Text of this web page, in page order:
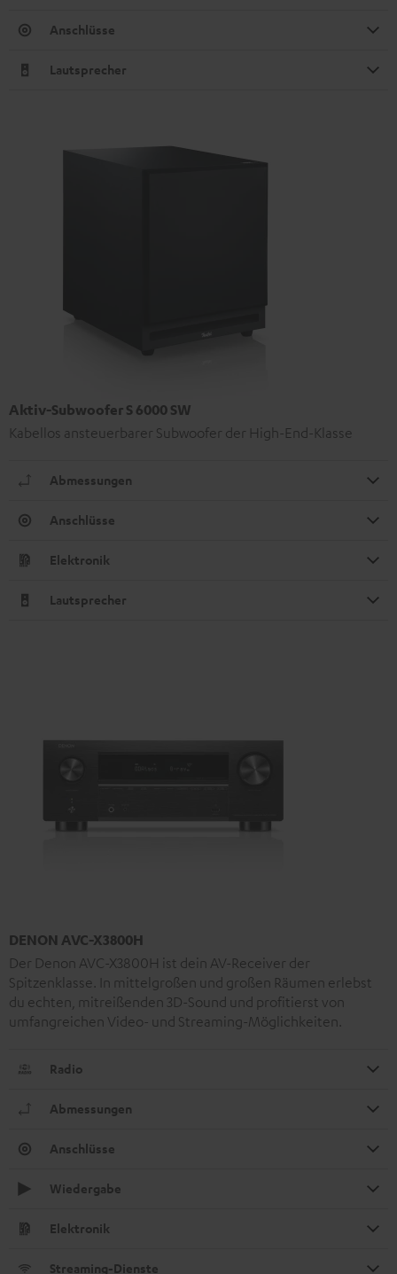
Anschlüsse
Lautsprecher
Aktiv-Subwoofer S 6000 SW
Kabellos ansteuerbarer Subwoofer der High-End-Klasse
Abmessungen
Anschlüsse
Elektronik
Lautsprecher
DENON AVC-X3800H
Der Denon AVC-X3800H ist dein AV-Receiver der
Spitzenklasse. In mittelgroßen und großen Räumen erlebst
du echten, mitreißenden 3D-Sound und profitierst von
umfangreichen Video- und Streaming-Möglichkeiten.
Radio
Abmessungen
Anschlüsse
Wiedergabe
Elektronik
Streaming-Dienste